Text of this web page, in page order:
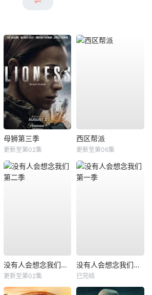
母狮第三季
更新至第02集
西区帮派
更新至第06集
没有人会想念我们第二季
更新至第02集
没有人会想念我们第一季
已完结